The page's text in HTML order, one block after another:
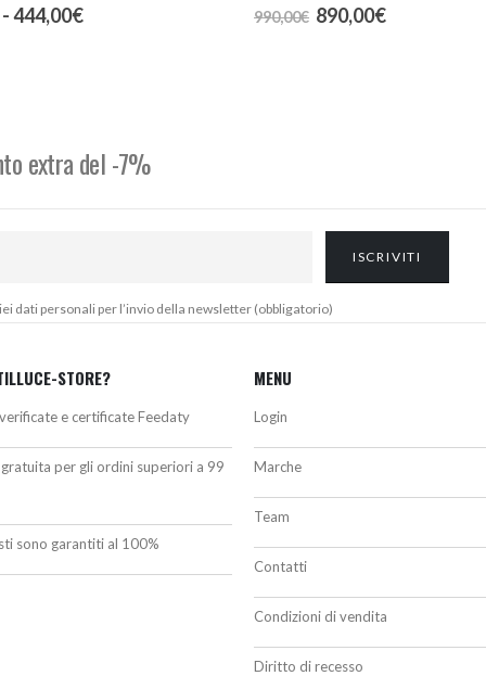
-444,00€Fascia
990,00€ Il
prezzo
890,00€Il
extra del -7%
dati personali per l’invio della newsletter (obbligatorio)
STORE?
e certificate Feedaty
per gli ordini superiori a 99
sono garantiti al 100%
MENU
Login
Marche
Team
Contatti
Condizioni di vendita
Diritto di recesso